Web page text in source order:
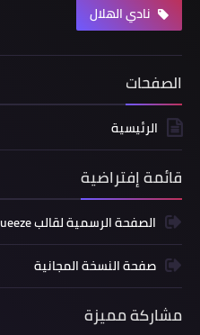
نادي الهلال
الصفحات
الرئيسية
قائمة إفتراضية
الصفحة الرسمية لقالب Squeeze
صفحة النسخة المجانية
مشاركة مميزة